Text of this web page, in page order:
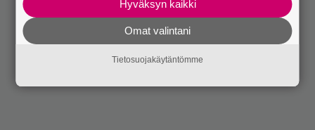
Hyväksyn kaikki
Omat valintani
Tietosuojakäytäntömme